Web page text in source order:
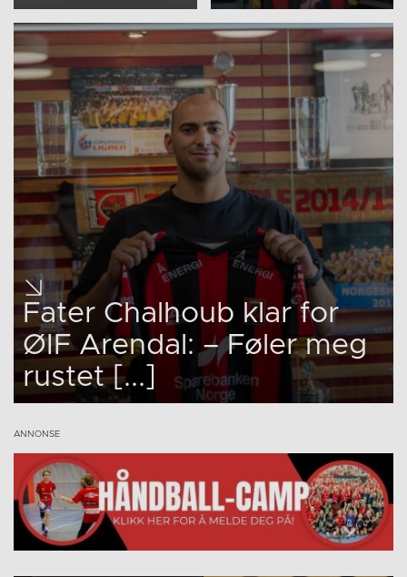
Fater Chalhoub klar for
ØIF Arendal: – Føler meg
rustet [...]